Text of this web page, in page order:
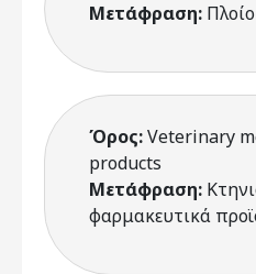
Μετάφραση: Πλοίο
Όρος:Veterinary
products
Μετάφραση:
φαρμακευτικά